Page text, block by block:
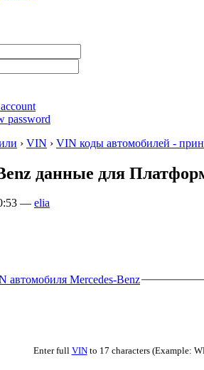
password
› VIN › VIN коды автомобилей -
данные для
— elia
автомобиля Mercedes-Benz
Enter full VINto 17 characters (Example: